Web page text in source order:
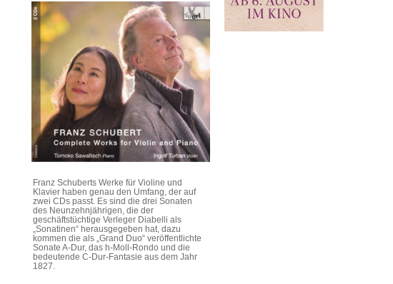
Franz Schuberts Werke für Violine und
Klavier haben genau den Umfang, der auf
zwei CDs passt. Es sind die drei Sonaten
des Neunzehnjährigen, die der
geschäftstüchtige Verleger Diabelli als
„Sonatinen“ herausgegeben hat, dazu
kommen die als „Grand Duo“ veröffentlichte
Sonate A-Dur, das h-Moll-Rondo und die
bedeutende C-Dur-Fantasie aus dem Jahr
1827.